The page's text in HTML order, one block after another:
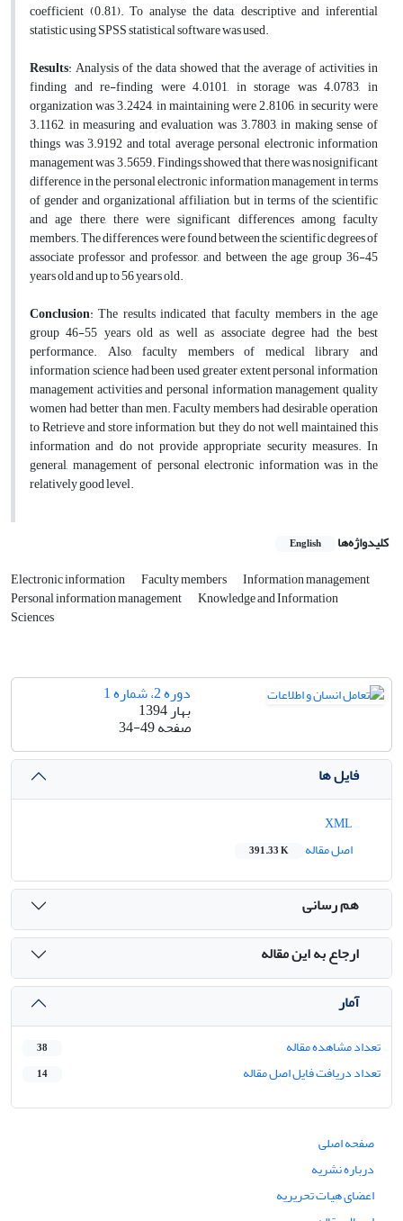
coefficient (0.81). To analyse the data, descriptive and inferential
statistic using SPSS statistical software was used.
Results: Analysis of the data showed that the average of activities in
finding and re-finding were 4.0101, in storage was 4.0783, in
organization was 3.2424, in maintaining were 2.8106, in security were
3.1162, in measuring and evaluation was 3.7803, in making sense of
things was 3.9192 and total average personal electronic information
management was 3.5659. Findings showed that there was nosignificant
difference in the personal electronic information management in terms
of gender and organizational affiliation, but in terms of the scientific
and age there, there were significant differences among faculty
members. The differences were found between the scientific degrees of
associate professor and professor, and between the age group 36-45
years old and up to 56 years old.
Conclusion: The results indicated that faculty members in the age
group 46-55 years old as well as associate degree had the best
performance. Also, faculty members of medical library and
information science had been used greater extent personal information
management activities and personal information management quality
women had better than men. Faculty members had desirable operation
to Retrieve and store information, but they do not well maintained this
information and do not provide appropriate security measures. In
general, management of personal electronic information was in the
relatively good level.
کلیدواژه‌ها English
Electronic information Faculty members Information management
Personal information management Knowledge and Information
Sciences
دوره 2، شماره 1
بهار 1394
صفحه34-49
فایل ها
اصل مقاله
391.33 K
هم رسانی
ارجاع به این مقاله
آمار
تعداد مشاهده مقاله 38
تعداد دریافت فایل اصل مقاله 14
صفحه اصلی
درباره نشریه
اعضای هیات تحریریه